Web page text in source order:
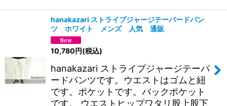
hanakazari ストライプジャージテーパードパン
ツ ホワイト メンズ 人気 通販
10,780円(税込)
hanakazari ストライプジャージテーパ
ードパンツです。ウエストはゴムと紐
です。ポケットです。バックポケット
です。 ウエストヒップワタリ股上股下